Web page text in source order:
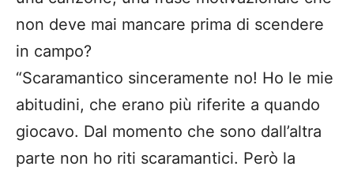
non deve mai mancare prima di scendere
in campo?
“Scaramantico sinceramente no! Ho le mie
abitudini, che erano più riferite a quando
giocavo. Dal momento che sono dall’altra
parte non ho riti scaramantici. Però la